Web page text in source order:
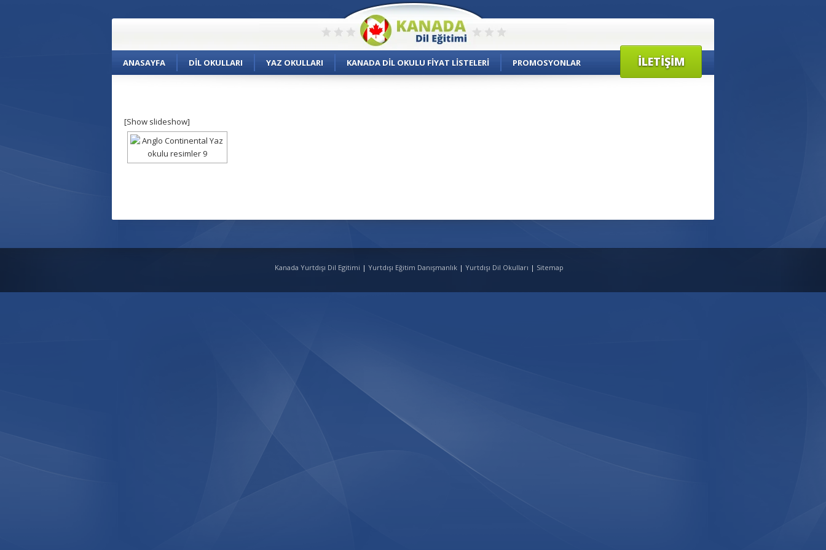
ANASAYFA DIL OKULLARI YAZ OKULLARI KANADA DIL OKULU FIYAT LISTELERI PROMOSYONLAR İLETIŞIM
[Show slideshow]
Kanada Yurtdışı Dil Egitimi | Yurtdışı Eğitim Danışmanlık | Yurtdışı Dil Okulları | Sitemap